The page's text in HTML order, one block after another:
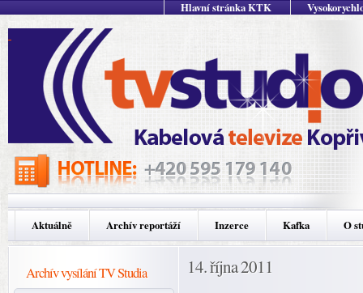
Hlavní stránka KTK
Aktuálně Archív reportáží Inzerce Kafka O
Archív vysílání TV Studia 14. října 2011